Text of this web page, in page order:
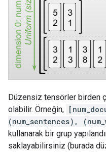
Düzensiz tensörler birden
olabilir. Örneğin,
(num_sentences),
kullanarak bir grup
saklayabilirsiniz (burada